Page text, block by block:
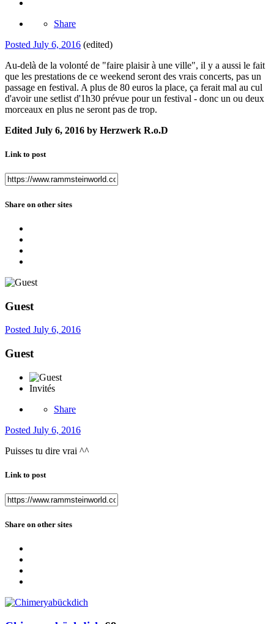
Share
Posted July 6, 2016 (edited)
Au-delà de la volonté de "faire plaisir à une ville", il y a aussi le fait
que les prestations de ce weekend seront des vrais concerts, pas un
passage en festival. A plus de 80 euros la place, ça ferait mal au cul
d'avoir une setlist d'1h30 prévue pour un festival - donc un ou deux
morceaux en plus ne seront pas de trop.
Edited July 6, 2016 by Herzwerk R.o.D
Link to post
Share on other sites
Guest
Posted July 6, 2016
Guest
Invités
Share
Posted July 6, 2016
Puisses tu dire vrai ^^
Link to post
Share on other sites